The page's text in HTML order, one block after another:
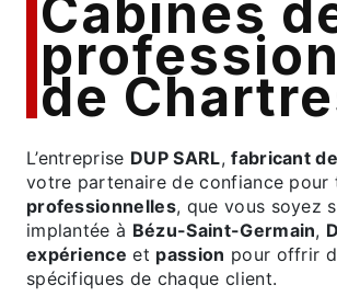
cabines de microbillage
de
L’entreprise DUP SARL,fabricant
votre partenaire de confiance
professionnelles, que vous soyez
implantée à Bézu-Saint-Germain,
expérience et passion pour offrir
spécifiques de chaque client.